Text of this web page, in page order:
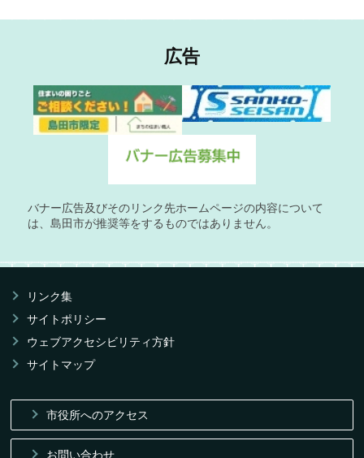
広告
バナー広告及びそのリンク先ホームページの内容について
は、島田市が推奨等をするものではありません。
リンク集
サイトポリシー
ウェブアクセシビリティ方針
サイトマップ
市役所へのアクセス
お問い合わせ